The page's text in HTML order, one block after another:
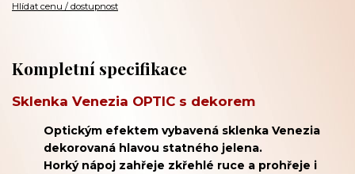
Hlídat cenu / dostupnost
Kompletní specifikace
Sklenka Venezia OPTIC s dekorem
Optickým efektem vybavená sklenka Venezia
dekorovaná hlavou statného jelena.
Horký nápoj zahřeje zkřehlé ruce a prohřeje i